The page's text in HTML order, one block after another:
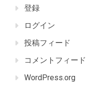
登録
ログイン
投稿フィード
コメントフィード
WordPress.org